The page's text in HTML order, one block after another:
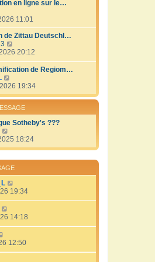
i
r
m
e
s
s
a
g
e
r
e
d
e
r
n
i
e
m
e
s
s
a
g
e
en ligne sur le…
11:01
de Zittau Deutschl…
o
i
r
e
d
e
r
n
i
r
m
e
s
s
g
e
20:12
de Regiom…
o
i
r
l
e
d
e
r
n
i
e
r
m
e
s
a
g
19:34
Sotheby's ???
o
i
e
d
e
r
e
r
e
s
18:24
19:34
14:18
12:50